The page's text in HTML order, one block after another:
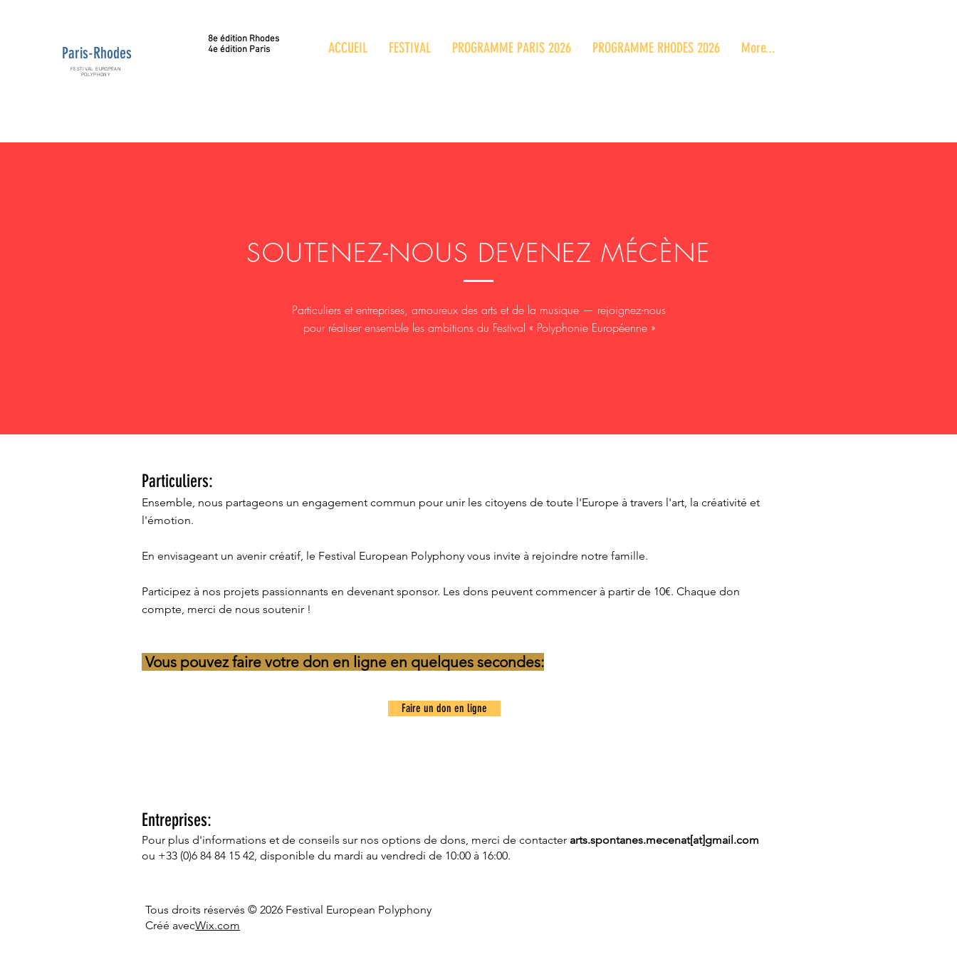
Paris-Rhodes
FESTIVAL EUROPEAN
POLYPHONY
ACCUEIL FESTIVAL PROGRAMME PARIS 2026 PROGRAMME RHODES 2026 More...
8e édition Rhodes
4e édition Paris
SOUTENEZ-NOUS DEVENEZ MÉCÈNE
Particuliers et entreprises, amoureux des arts et de la musique — rejoignez-nous
pour réaliser ensemble les ambitions du Festival « Polyphonie Européenne »
Particuliers:
Ensemble, nous partageons un engagement commun pour unir les citoyens de toute l'Europe à travers l'art, la créativité et
l'émotion.
En envisageant un avenir créatif, le Festival European Polyphony vous invite à rejoindre notre famille.
Participez à nos projets passionnants en devenant sponsor. Les dons peuvent commencer à partir de 10€. Chaque don
compte, merci de nous soutenir !
Vous pouvez faire votre don en ligne en quelques secondes:
Faire un don en ligne
Entreprises:
Pour plus d'informations et de conseils sur nos options de dons, merci de contacter arts.spontanes.mecenat[at]gmail.com
ou +33 (0)6 84 84 15 42, disponible du mardi au vendredi de 10:00 à 16:00.
Tous droits réservés © 2026 Festival European Polyphony
Créé avecWix.com